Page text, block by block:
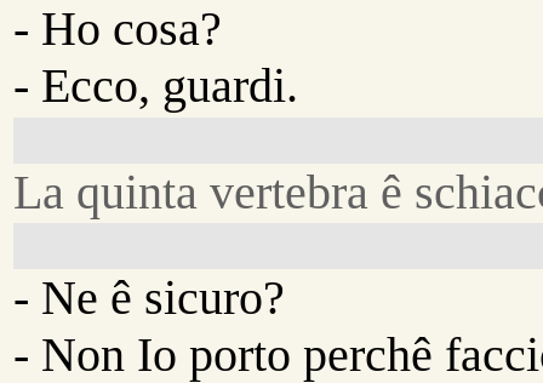
- Ho cosa?
- Ecco, guardi.
La quinta vertebra ê
- Ne ê sicuro?
- Non Io porto perchê